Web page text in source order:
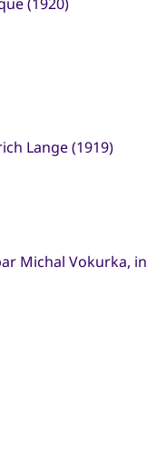
Lange (1919)
Michal Vokurka, in